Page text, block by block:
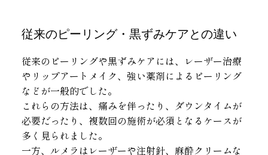
従来のピーリング・黒ずみケアとの違い
従来のピーリングや黒ずみケアには、レーザー治療
やリップアートメイク、強い薬剤によるピーリング
などが一般的でした。
これらの方法は、痛みを伴ったり、ダウンタイムが
必要だったり、複数回の施術が必須となるケースが
多く見られました。
一方、ルメラはレーザーや注射針、麻酔クリームな